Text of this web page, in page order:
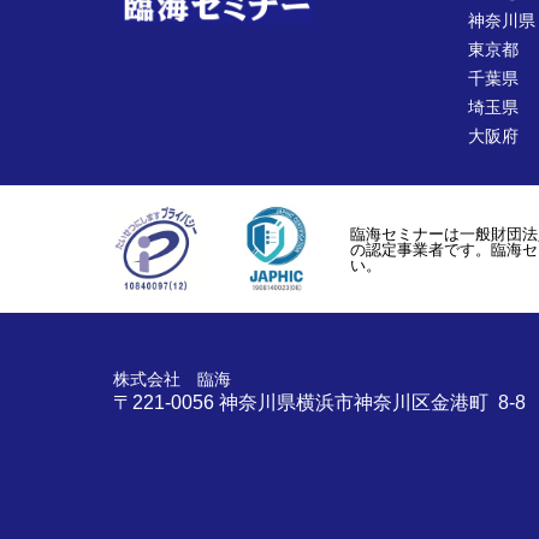
神奈川県
東京都
千葉県
埼玉県
大阪府
臨海セミナーは一般財団
の認定事業者です。臨海
い。
株式会社 臨海
〒221-0056 神奈川県横浜市神奈川区金港町 8-8